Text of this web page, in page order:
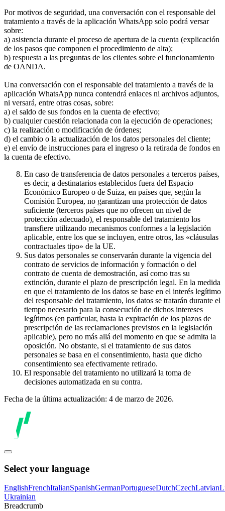
Por motivos de seguridad, una conversación con el responsable del
tratamiento a través de la aplicación WhatsApp solo podrá versar
sobre:
a) asistencia durante el proceso de apertura de la cuenta (explicación
de los pasos que componen el procedimiento de alta);
b) respuesta a las preguntas de los clientes sobre el funcionamiento
de OANDA.
Una conversación con el responsable del tratamiento a través de la
aplicación WhatsApp nunca contendrá enlaces ni archivos adjuntos,
ni versará, entre otras cosas, sobre:
a) el saldo de sus fondos en la cuenta de efectivo;
b) cualquier cuestión relacionada con la ejecución de operaciones;
c) la realización o modificación de órdenes;
d) el cambio o la actualización de los datos personales del cliente;
e) el envío de instrucciones para el ingreso o la retirada de fondos en
la cuenta de efectivo.
En caso de transferencia de datos personales a terceros países,
es decir, a destinatarios establecidos fuera del Espacio
Económico Europeo o de Suiza, en países que, según la
Comisión Europea, no garantizan una protección de datos
suficiente (terceros países que no ofrecen un nivel de
protección adecuado), el responsable del tratamiento los
transfiere utilizando mecanismos conformes a la legislación
aplicable, entre los que se incluyen, entre otros, las «cláusulas
contractuales tipo» de la UE.
Sus datos personales se conservarán durante la vigencia del
contrato de servicios de información y formación o del
contrato de cuenta de demostración, así como tras su
extinción, durante el plazo de prescripción legal. En la medida
en que el tratamiento de los datos se base en el interés legítimo
del responsable del tratamiento, los datos se tratarán durante el
tiempo necesario para la consecución de dichos intereses
legítimos (en particular, hasta la expiración de los plazos de
prescripción de las reclamaciones previstos en la legislación
aplicable), pero no más allá del momento en que se admita la
oposición. No obstante, si el tratamiento de sus datos
personales se basa en el consentimiento, hasta que dicho
consentimiento sea efectivamente retirado.
El responsable del tratamiento no utilizará la toma de
decisiones automatizada en su contra.
Fecha de la última actualización: 4 de marzo de 2026.
Select your language
EnglishFrenchItalianSpanishGermanPortugueseDutchCzechLatvian
Ukrainian
Breadcrumb